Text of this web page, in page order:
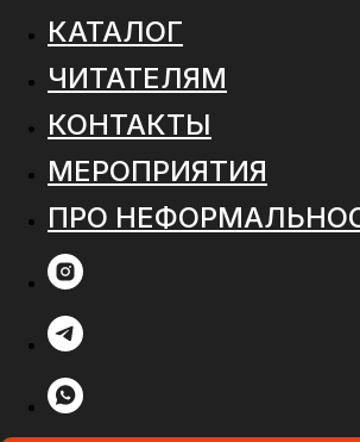
КАТАЛОГ
ЧИТАТЕЛЯМ
КОНТАКТЫ
МЕРОПРИЯТИЯ
ПРО